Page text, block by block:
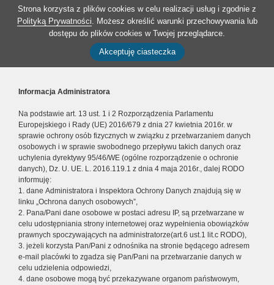
Strona korzysta z plików cookies w celu realizacji usług i zgodnie z
Polityką Prywatności. Możesz określić warunki przechowywania lub
dostępu do plików cookies w Twojej przeglądarce.
Akceptuję ciasteczka
Informacja Administratora
Na podstawie art. 13 ust. 1 i 2 Rozporządzenia Parlamentu
Europejskiego i Rady (UE) 2016/679 z dnia 27 kwietnia 2016r. w
sprawie ochrony osób fizycznych w związku z przetwarzaniem danych
osobowych i w sprawie swobodnego przepływu takich danych oraz
uchylenia dyrektywy 95/46/WE (ogólne rozporządzenie o ochronie
danych), Dz. U. UE. L. 2016.119.1 z dnia 4 maja 2016r., dalej RODO
informuję:
1. dane Administratora i Inspektora Ochrony Danych znajdują się w
linku „Ochrona danych osobowych”,
2. Pana/Pani dane osobowe w postaci adresu IP, są przetwarzane w
celu udostępniania strony internetowej oraz wypełnienia obowiązków
prawnych spoczywających na administratorze(art.6 ust.1 lit.c RODO),
3. jeżeli korzysta Pan/Pani z odnośnika na stronie będącego adresem
e-mail placówki to zgadza się Pan/Pani na przetwarzanie danych w
celu udzielenia odpowiedzi,
4. dane osobowe mogą być przekazywane organom państwowym,